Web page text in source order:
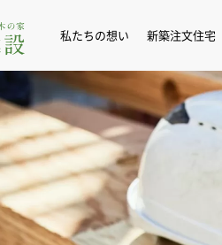
私たちの想い 新築注文住宅